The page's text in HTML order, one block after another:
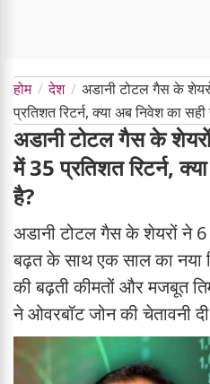
होम देश
अडानी टोटल गैस के
प्रतिशत रिटर्न, क्या अब निवेश का
अडानी टोटल गैस के
में 35 प्रतिशत रिटर्न,
है?
अडानी टोटल गैस के शेयरों ने 6
बढ़त के साथ एक साल का नया
की बढ़ती कीमतों और मजबूत
ने ओवरबॉट जोन की चेतावनी